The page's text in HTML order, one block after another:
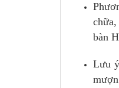
bàn
Lưu